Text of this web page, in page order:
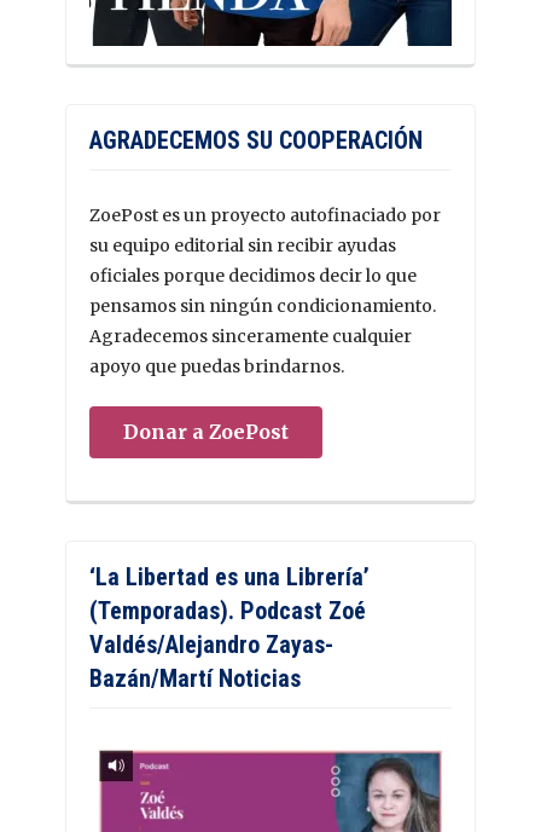
AGRADECEMOS SU COOPERACIÓN
ZoePost es un proyecto autofinaciado por
su equipo editorial sin recibir ayudas
oficiales porque decidimos decir lo que
pensamos sin ningún condicionamiento.
Agradecemos sinceramente cualquier
apoyo que puedas brindarnos.
Donar a ZoePost
‘La Libertad es una Librería’
(Temporadas). Podcast Zoé
Valdés/Alejandro Zayas-
Bazán/Martí Noticias